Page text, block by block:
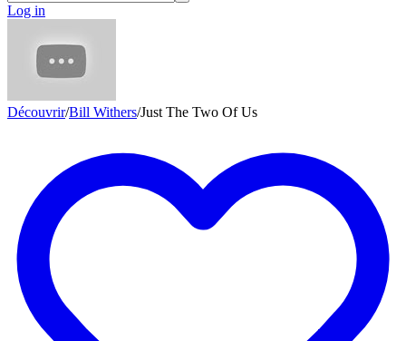
Log in
Découvrir/Bill Withers/Just The Two Of Us